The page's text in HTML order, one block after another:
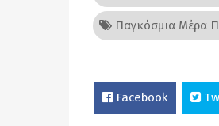
Παγκόσμια Μέρα
Facebook